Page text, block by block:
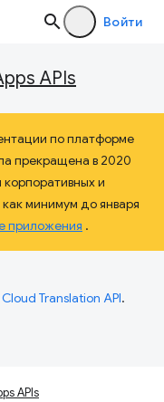
Войти
APIs
по платформе
прекращена в 2020
и
минимум до января
приложения .
Cloud Translation API.
APIs